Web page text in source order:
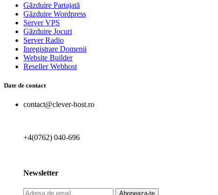
Găzduire Partajată
Găzduire Wordpress
Server VPS
Găzduire Jocuri
Server Radio
Inregistrare Domenii
Website Builder
Reseller Webhost
Date de contact
contact@clever-host.ro
+4(0762) 040-696
Newsletter
Aboneaza-te